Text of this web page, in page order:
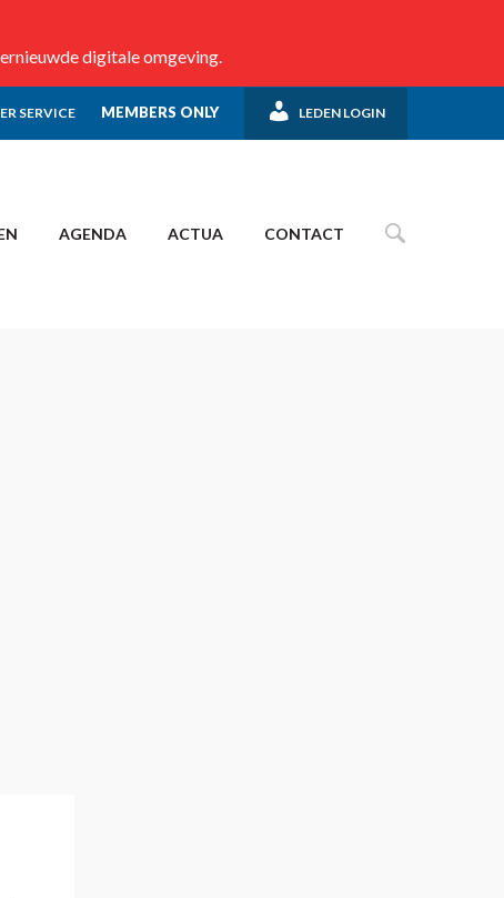
digitale omgeving.
SERVICE MEMBERS ONLY LEDEN LOGIN
AGENDA ACTUA CONTACT